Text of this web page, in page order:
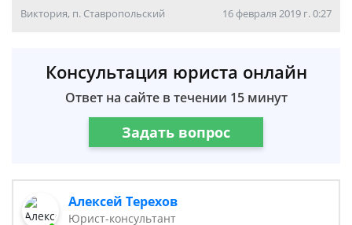
Виктория, п. Ставропольский 16 февраля 2019 г. 0:27
Консультация юриста онлайн
Ответ на сайте в течении 15 минут
Задать вопрос
Алексей Терехов
Юрист-консультант